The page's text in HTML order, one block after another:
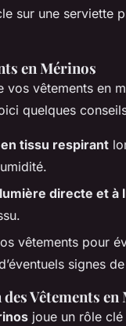
sur une serviette
en Mérinos
vos vêtements en
quelques
tissu respirant
directe et à
vêtements pour
signes
Vêtements en
joue un rôle